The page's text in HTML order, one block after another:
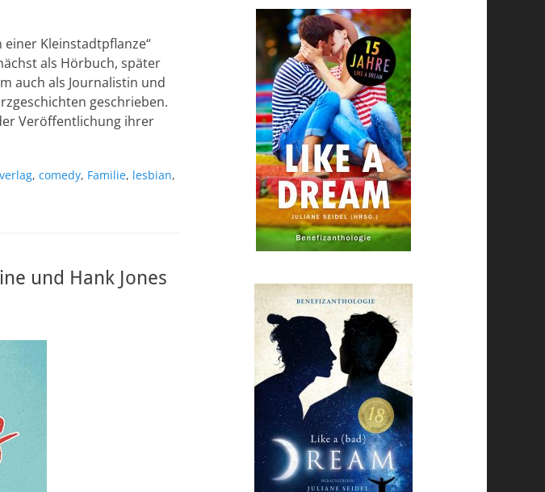
Kleinstadtpflanze“
als Hörbuch, später
auch als Journalistin und
geschrieben.
Veröffentlichung ihrer
, comedy, Familie, lesbian,
und Hank Jones